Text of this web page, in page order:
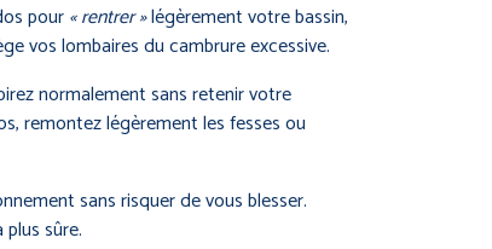
pour« rentrer »légèrement votre bassin,
vos lombaires du cambrure excessive.
normalement sans retenir votre
remontez légèrement les fesses ou
sans risquer de vous blesser.
sûre.